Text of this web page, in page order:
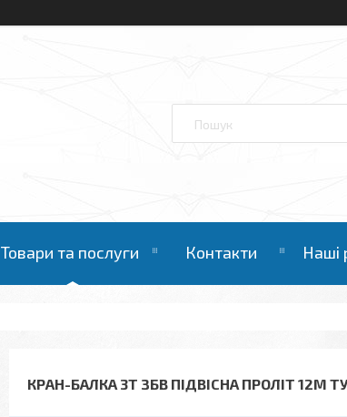
Товари та послуги Контакти Наші
КРАН-БАЛКА 3Т ЗБВ ПІДВІСНА ПРОЛІТ 12М